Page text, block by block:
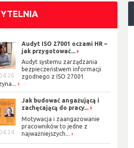
Audyt ISO 27001 oczami HR –
jak przygotować...
Audyt systemu zarządzania
bezpieczeństwem informacji
zgodnego z ISO 27001
Jak budować angażującą i
zachęcającą do pracy...
Motywacja i zaangażowanie
pracowników to jedne z
najważniejszych...